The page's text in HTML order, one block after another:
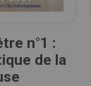
n°1 :
de la